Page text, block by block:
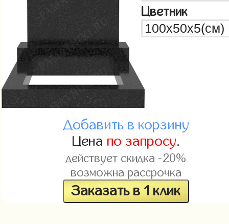
Цветник
Добавить в корзину
Цена по запросу.
действует скидка -20%
возможна рассрочка
Заказать в 1 клик